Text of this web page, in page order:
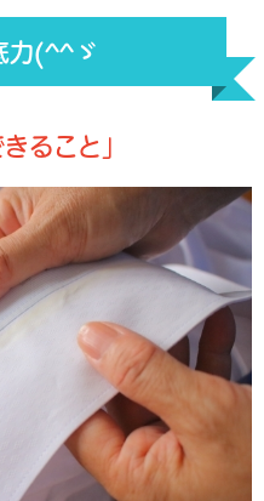
力(^^ゞ
ること」